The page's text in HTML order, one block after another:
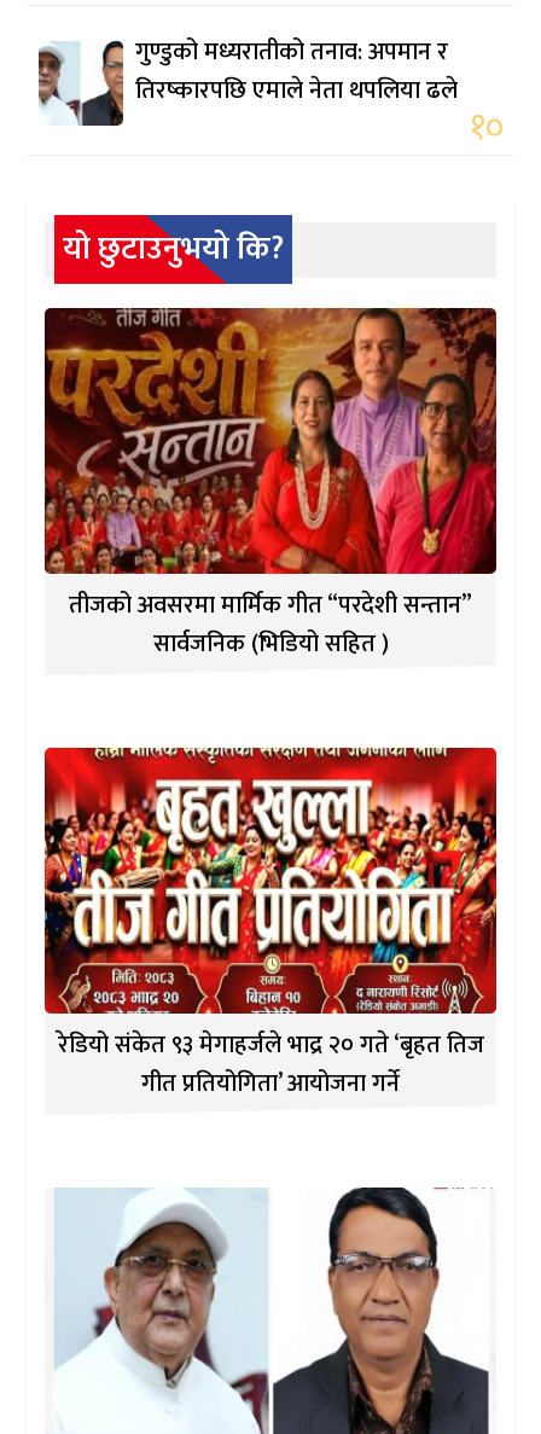
गुण्डुको मध्यरातीको तनाव: अपमान र
तिरष्कारपछि एमाले नेता थपलिया ढले
१०
यो छुटाउनुभयो कि?
तीजको अवसरमा मार्मिक गीत “परदेशी सन्तान”
सार्वजनिक (भिडियो सहित )
रेडियो संकेत ९३ मेगाहर्जले भाद्र २० गते ‘बृहत तिज
गीत प्रतियोगिता’ आयोजना गर्ने